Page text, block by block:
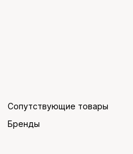
Сопутствующие товары
Бренды